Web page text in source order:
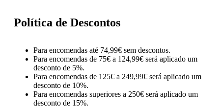
Política de Descontos
Para encomendas até 74,99€ sem descontos.
Para encomendas de 75€ a 124,99€ será aplicado um
desconto de 5%.
Para encomendas de 125€ a 249,99€ será aplicado um
desconto de 10%.
Para encomendas superiores a 250€ será aplicado um
desconto de 15%.